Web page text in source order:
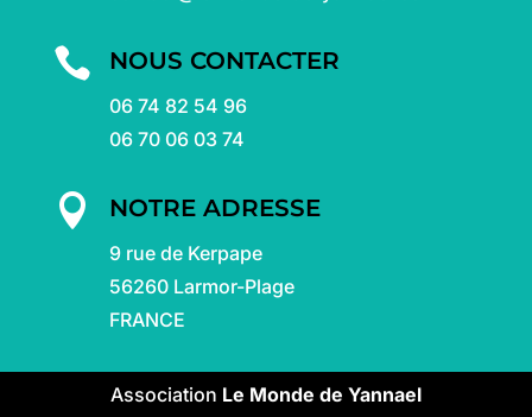
 NOUS CONTACTER
06 74 82 54 96
06 70 06 03 74
 NOTRE ADRESSE
9 rue de Kerpape
56260 Larmor-Plage
FRANCE
Association Le Monde de Yannael